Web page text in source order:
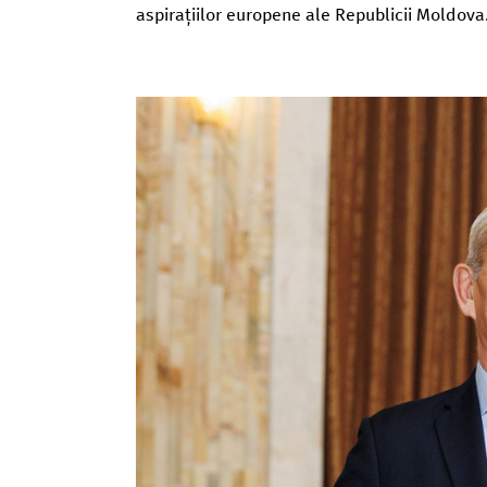
aspirațiilor europene ale Republicii